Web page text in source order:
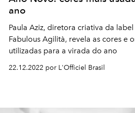
ano
Paula Aziz, diretora criativa da
Fabulous Agilità, revela as cores e
utilizadas para a virada do ano
22.12.2022 por L'Officiel Brasil